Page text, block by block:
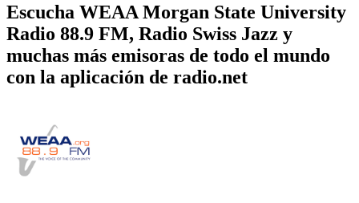
Escucha WEAA Morgan State University
Radio 88.9 FM, Radio Swiss Jazz y
muchas más emisoras de todo el mundo
con la aplicación de radio.net